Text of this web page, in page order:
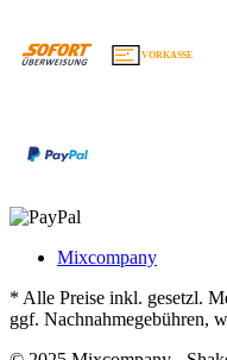
VORKASSE
Mixcompany
* Alle Preise inkl. gesetzl.
ggf. Nachnahmegebühren,